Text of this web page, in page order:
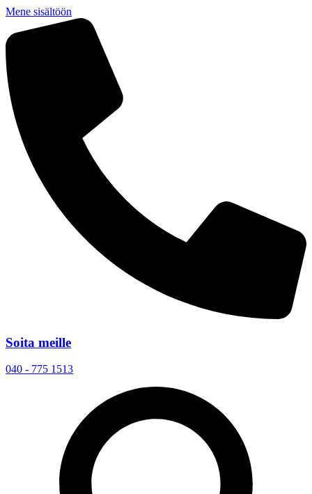
Mene sisältöön
Soita meille
040 - 775 1513